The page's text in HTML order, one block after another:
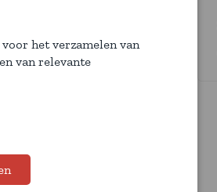
het verzamelen van
van relevante